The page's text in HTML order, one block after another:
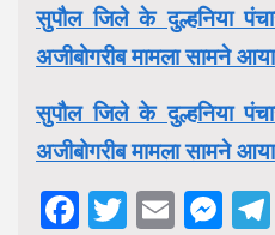
सुपौल जिले के दुल्हनिया
अजीबोगरीब मामला सामने
सुपौल जिले के दुल्हनिया
अजीबोगरीब मामला सामने
Facebook
Twitter
Email